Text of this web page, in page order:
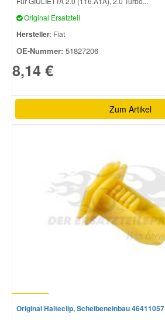
Original Ersatzteil
Hersteller: Fiat
OE-Nummer: 51827206
8,14 €
Zum Artikel
Original Halteclip, Scheibeneinbau 46411057